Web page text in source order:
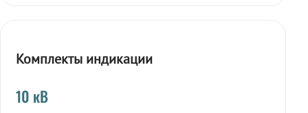
Комплекты индикации
10 кВ